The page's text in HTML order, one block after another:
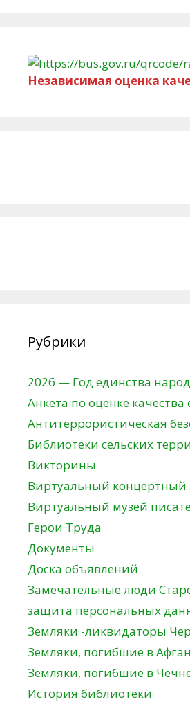
Независимая оценка
Рубрики
2026 — Год единства
Анкета по оценке
Антитеррористическая
Библиотеки сельских
Викторины
Виртуальный концертный
Виртуальный музей
Герои Труда
Документы
Доска объявлений
Замечательные люди
защита персональных
Земляки -ликвидаторы
Земляки, погибшие в
Земляки, погибшие в
История библиотеки